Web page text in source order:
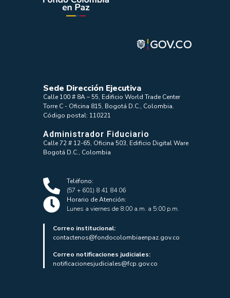
Sede Dirección Ejecutiva
Calle 100 # 8A – 55, Edificio World Trade Center
Torre C - Oficina 815, Bogotá D.C., Colombia.
Código postal: 110221
Administrador Fiduciario
Calle 72 # 12-65, Oficina 503, Edificio Digital Ware
Bogotá D.C., Colombia
Teléfono:
(57 + 601) 8 41 84 06
Horario de Atención:
Lunes a viernes de 8:00 a.m. a 5:00 p.m.
Correo institucional:
contactenos@fondocolombiaenpaz.gov.co
Correo notificaciones judiciales:
notificacionesjudiciales@fcp.gov.co